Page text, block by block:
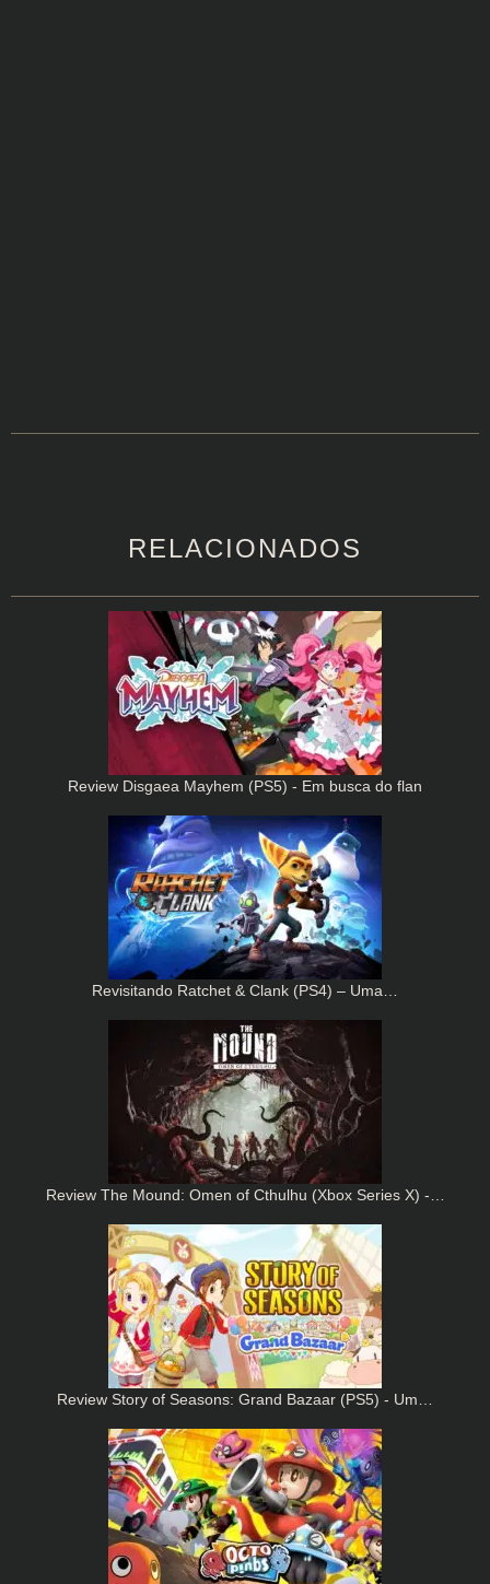
RELACIONADOS
Review Disgaea Mayhem (PS5) - Em busca do flan
Revisitando Ratchet & Clank (PS4) – Uma…
Review The Mound: Omen of Cthulhu (Xbox Series X) -…
Review Story of Seasons: Grand Bazaar (PS5) - Um…